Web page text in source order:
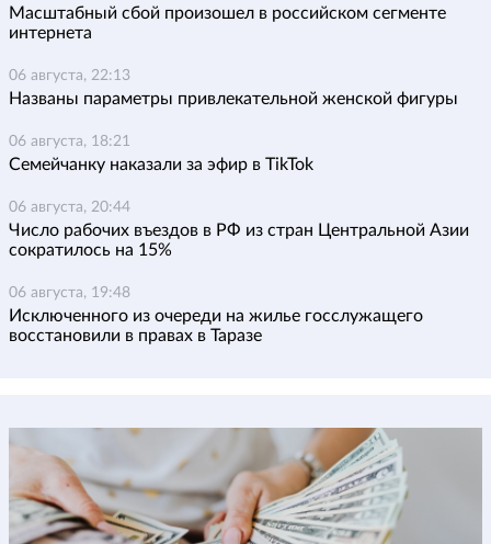
Масштабный сбой произошел в российском сегменте
интернета
06 августа, 22:13
Названы параметры привлекательной женской фигуры
06 августа, 18:21
Семейчанку наказали за эфир в TikTok
06 августа, 20:44
Число рабочих въездов в РФ из стран Центральной Азии
сократилось на 15%
06 августа, 19:48
Исключенного из очереди на жилье госслужащего
восстановили в правах в Таразе